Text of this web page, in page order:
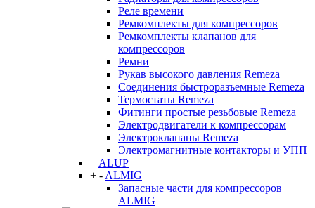
Реле времени
Ремкомплекты для компрессоров
Ремкомплекты клапанов для
компрессоров
Ремни
Рукав высокого давления Remeza
Соединения быстроразъемные Remeza
Термостаты Remeza
Фитинги простые резьбовые Remeza
Электродвигатели к компрессорам
Электроклапаны Remeza
Электромагнитные контакторы и УПП
ALUP
+ - ALMIG
Запасные части для компрессоров
ALMIG